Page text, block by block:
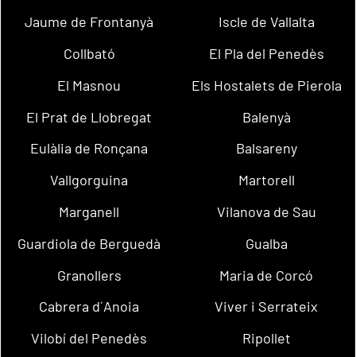
Jaume de Frontanyà
Iscle de Vallalta
Collbató
El Pla del Penedès
El Masnou
Els Hostalets de Pierola
El Prat de Llobregat
Balenyà
Eulàlia de Ronçana
Balsareny
Vallgorguina
Martorell
Marganell
Vilanova de Sau
Guardiola de Berguedà
Gualba
Granollers
Maria de Corcó
Cabrera d´Anoia
Viver i Serrateix
Vilobí del Penedès
Ripollet